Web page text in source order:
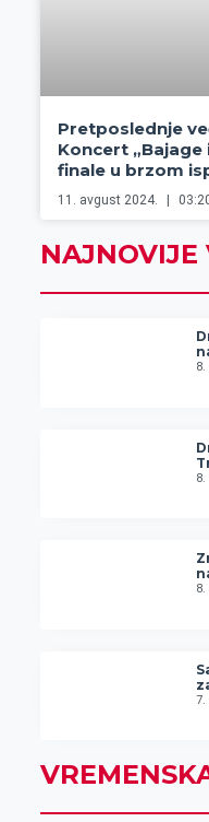
Pretposlednje
Koncert
finale u brzom
11. avgust 2024.
NAJNOVIJE
8.
8.
8.
7.